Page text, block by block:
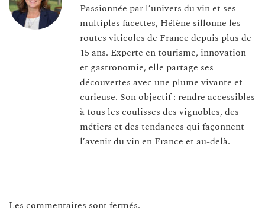
Passionnée par l’univers du vin et ses
multiples facettes, Hélène sillonne les
routes viticoles de France depuis plus de
15 ans. Experte en tourisme, innovation
et gastronomie, elle partage ses
découvertes avec une plume vivante et
curieuse. Son objectif : rendre accessibles
à tous les coulisses des vignobles, des
métiers et des tendances qui façonnent
l’avenir du vin en France et au-delà.
Les commentaires sont fermés.